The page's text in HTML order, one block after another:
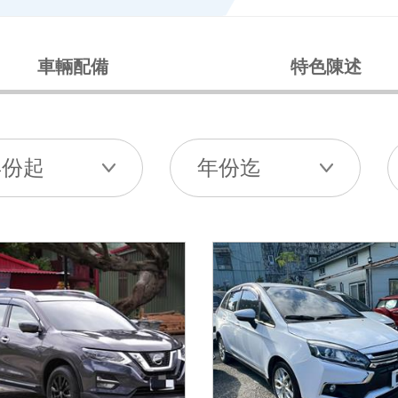
車輛配備 特色陳述